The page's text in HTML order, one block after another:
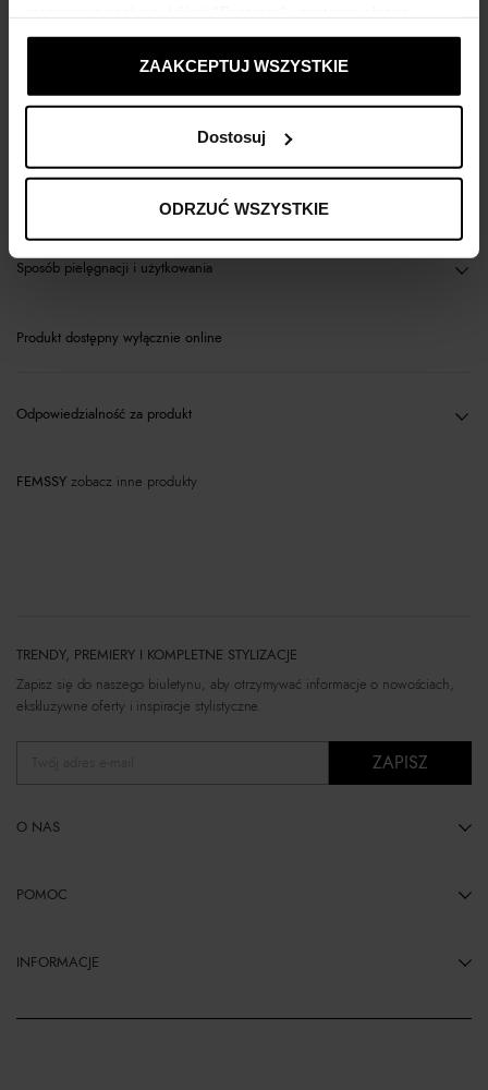
ustawienia prywatności.
ZAAKCEPTUJ WSZYSTKIE
Dostosuj
ODRZUĆ WSZYSTKIE
Sposób pielęgnacji i użytkowania
Produkt dostępny wyłącznie online
Odpowiedzialność za produkt
FEMSSY zobacz inne produkty
TRENDY, PREMIERY I KOMPLETNE STYLIZACJE
Zapisz się do naszego biuletynu, aby otrzymywać informacje o nowościach,
ekskluzywne oferty i inspiracje stylistyczne.
ZAPISZ
O NAS
POMOC
INFORMACJE